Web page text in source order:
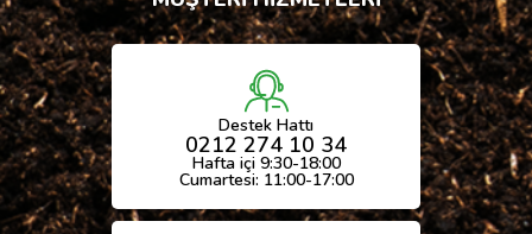
Destek Hattı
0212 274 10 34
Hafta içi 9:30-18:00
Cumartesi: 11:00-17:00